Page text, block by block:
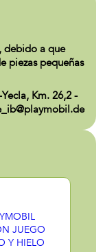
debido a que
piezas pequeñas
Km. 26,2 -